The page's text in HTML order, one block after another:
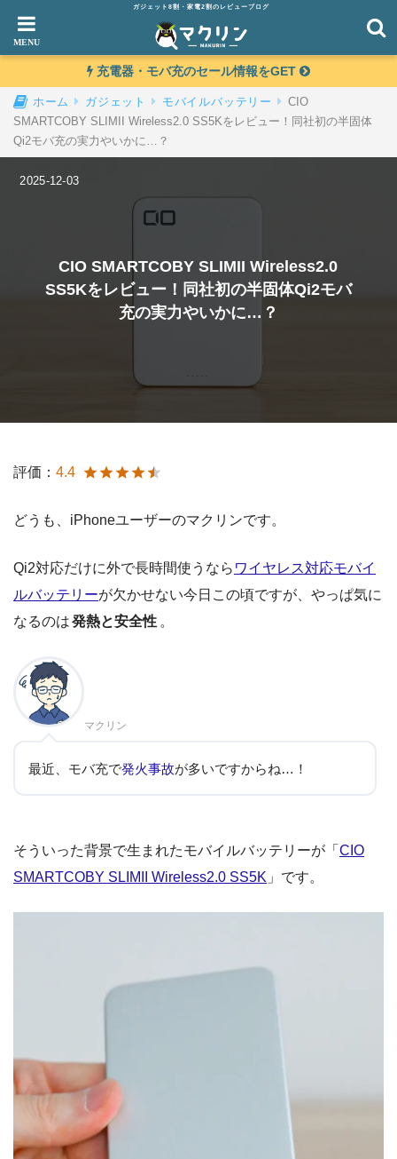
ガジェット8割・家電2割のレビューブログ
充電器・モバ充のセール情報をGET
ホーム ガジェット モバイルバッテリー
CIO
SMARTCOBY SLIMII Wireless2.0 SS5Kをレビュー！同社初の半固体
Qi2モバ充の実力やいかに…？
CIO SMARTCOBY SLIMII Wireless2.0
SS5Kをレビュー！同社初の半固体Qi2モバ
充の実力やいかに…？
2025-12-03
評価： 4.4
どうも、iPhoneユーザーのマクリンです。
Qi2対応だけに外で長時間使うなら ワイヤレス対応モバイ
ルバッテリーが欠かせない今日この頃ですが、やっぱ気に
なるのは発熱と安全性 。
マクリン
最近、モバ充で発火事故が多いですからね…！
そういった背景で生まれたモバイルバッテリーが「 CIO
SMARTCOBY SLIMII Wireless2.0 SS5K 」です。